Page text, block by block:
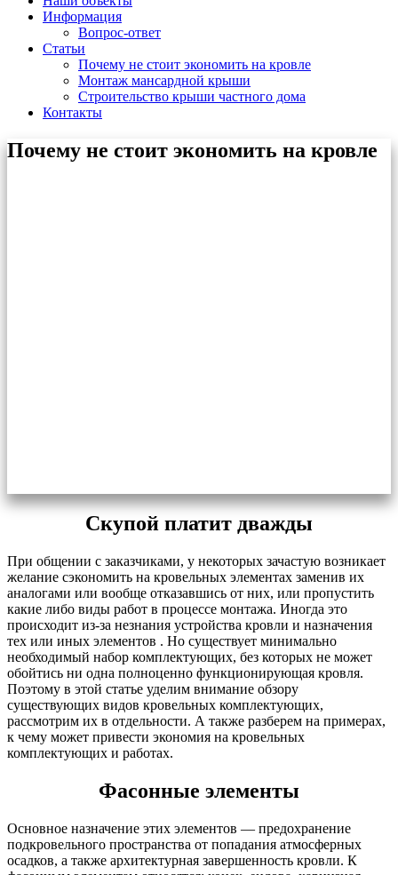
Усть-лабинск
Хадыженск
Информация
Вопрос-ответ
Статьи
Почему не стоит экономить на кровле
Монтаж мансардной крыши
Строительство крыши частного дома
Контакты
Почему не стоит экономить на кровле
Скупой платит дважды
При общении с заказчиками, у некоторых зачастую возникает
желание сэкономить на кровельных элементах заменив их
аналогами или вообще отказавшись от них, или пропустить
какие либо виды работ в процессе монтажа. Иногда это
происходит из-за незнания устройства кровли и назначения
тех или иных элементов . Но существует минимально
необходимый набор комплектующих, без которых не может
обойтись ни одна полноценно функционирующая кровля.
Поэтому в этой статье уделим внимание обзору
существующих видов кровельных комплектующих,
рассмотрим их в отдельности. А также разберем на примерах,
к чему может привести экономия на кровельных
комплектующих и работах.
Фасонные элементы
Основное назначение этих элементов — предохранение
подкровельного пространства от попадания атмосферных
осадков, а также архитектурная завершенность кровли. К